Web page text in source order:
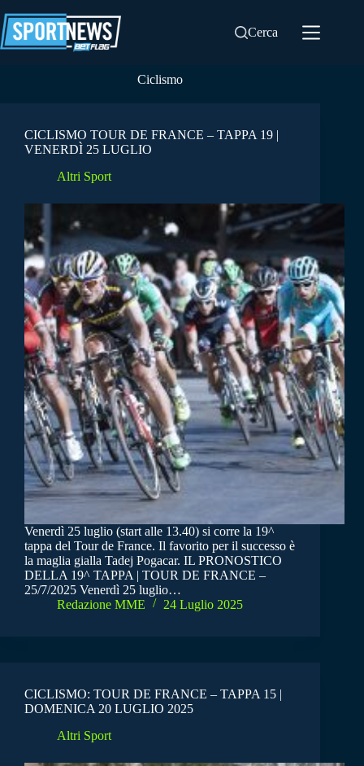
al
contenuto
Cerca
Ciclismo
CICLISMO TOUR DE FRANCE – TAPPA 19 |
VENERDÌ 25 LUGLIO
Altri Sport
Venerdì 25 luglio (start alle 13.40) si corre la 19^
tappa del Tour de France. Il favorito per il successo è
la maglia gialla Tadej Pogacar. IL PRONOSTICO
DELLA 19^ TAPPA | TOUR DE FRANCE –
25/7/2025 Venerdì 25 luglio…
Redazione MME
24 Luglio 2025
CICLISMO: TOUR DE FRANCE – TAPPA 15 |
DOMENICA 20 LUGLIO 2025
Altri Sport